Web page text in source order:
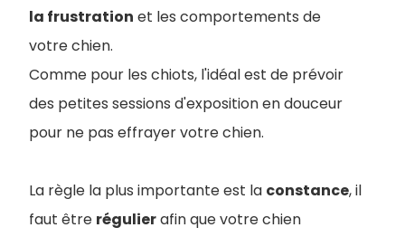
la frustration et les comportements de
votre chien.
Comme pour les chiots, l'idéal est de prévoir
des petites sessions d'exposition en douceur
pour ne pas effrayer votre chien.
La règle la plus importante est la constance, il
faut être régulierafin que votre chien